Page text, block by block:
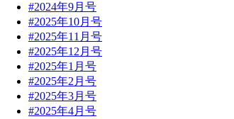
#2024年9月号
#2025年10月号
#2025年11月号
#2025年12月号
#2025年1月号
#2025年2月号
#2025年3月号
#2025年4月号